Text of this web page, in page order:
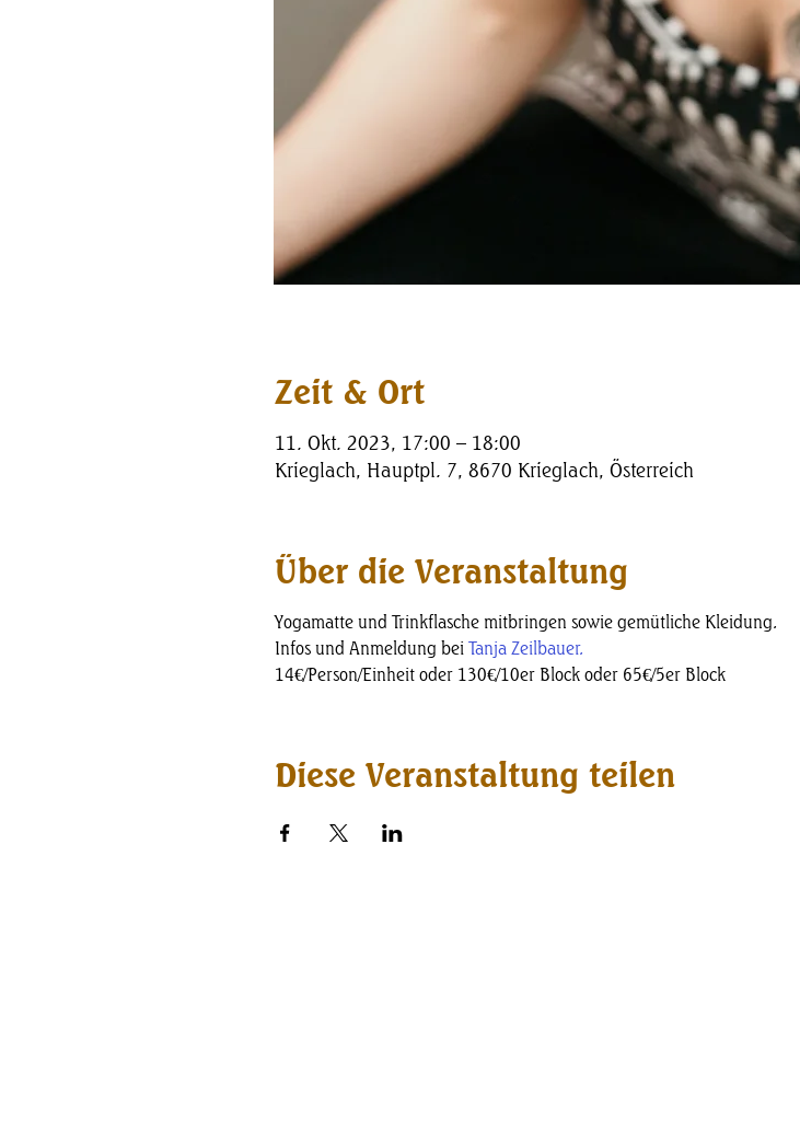
Zeit & Ort
11. Okt. 2023, 17:00 – 18:00
Krieglach, Hauptpl. 7, 8670 Krieglach, Österreich
Über die Veranstaltung
Yogamatte und Trinkflasche mitbringen sowie gemütliche Kleidung.
Infos und Anmeldung bei Tanja Zeilbauer.
14€/Person/Einheit oder 130€/10er Block oder 65€/5er Block
Diese Veranstaltung teilen